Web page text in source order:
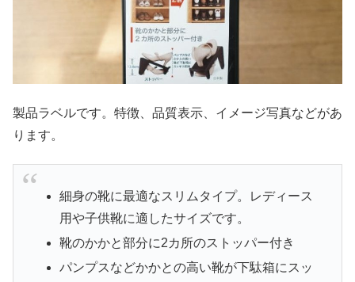
製品ラベルです。特徴、品質表示、イメージ写真などがあ
ります。
細身の靴に最適なスリムタイプ。レディース
用や子供靴に適したサイズです。
靴のかかと部分に2カ所のストッパー付き
パンプスなどかかとの高い靴が下駄箱にスッ